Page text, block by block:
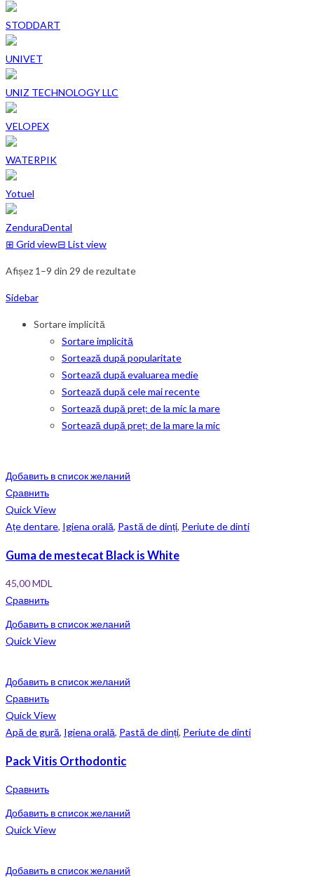
STODDART
UNIVET
UNIZ TECHNOLOGY LLC
VELOPEX
WATERPIK
Yotuel
ZenduraDental
⊞ Grid view⊟ List view
Afișez 1–9 din 29 de rezultate
Sidebar
Sortare implicită
Sortare implicită
Sortează după popularitate
Sortează după evaluarea medie
Sortează după cele mai recente
Sortează după preț: de la mic la mare
Sortează după preț: de la mare la mic
Добавить в список желаний
Сравнить
Quick View
Ațe dentare, Igiena orală, Pastă de dinți, Periute de dinti
Guma de mestecat Black is White
45,00MDL
Сравнить
Добавить в список желаний
Quick View
Добавить в список желаний
Сравнить
Quick View
Apă de gură, Igiena orală, Pastă de dinți, Periute de dinti
Pack Vitis Orthodontic
Сравнить
Добавить в список желаний
Quick View
Добавить в список желаний